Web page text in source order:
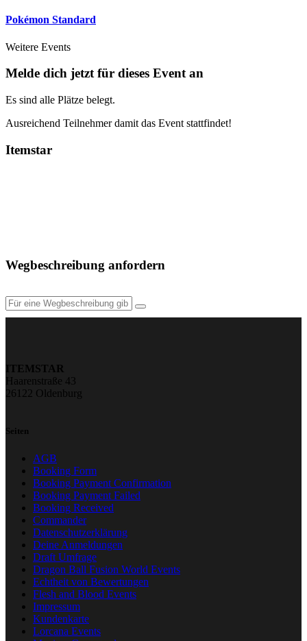
Pokémon Standard
Weitere Events
Melde dich jetzt für dieses Event an
Es sind alle Plätze belegt.
Ausreichend Teilnehmer damit das Event stattfindet!
Itemstar
Wegbeschreibung anfordern
ITEMSTAR
Haarenstraße 43
26122 Oldenburg
Seiten
AGB
Booking Form
Booking Payment Confirmation
Booking Payment Failed
Booking Received
Commander
Datenschutzerklärung
Deine Anmeldungen
Draft Umfrage
Dragon Ball Fusion World Events
Echtheit von Bewertungen
Flesh and Blood Events
Impressum
Kundenkarte
Lorcana Events